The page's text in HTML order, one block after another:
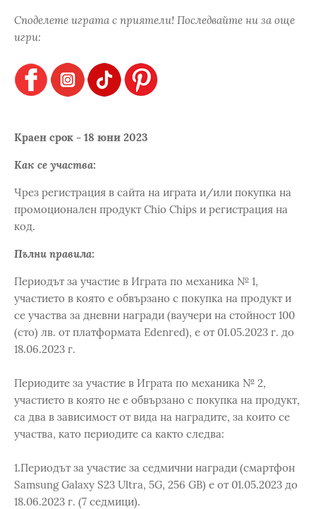
Споделете играта с приятели! Последвайте ни за още
игри:
Краен срок - 18 юни 2023
Как се участва:
Чрез регистрация в сайта на играта и/или покупка на
промоционален продукт Chio Chips и регистрация на
код.
Пълни правила:
Периодът за участие в Играта по механика № 1,
участието в която е обвързано с покупка на продукт и
се участва за дневни награди (ваучери на стойност 100
(сто) лв. от платформата Edenred), е от 01.05.2023 г. до
18.06.2023 г.
Периодите за участие в Играта по механика № 2,
участието в която не е обвързано с покупка на продукт,
са два в зависимост от вида на наградите, за които се
участва, като периодите са както следва:
1.Периодът за участие за седмични награди (смартфон
Samsung Galaxy S23 Ultra, 5G, 256 GB) е от 01.05.2023 до
18.06.2023 г. (7 седмици).